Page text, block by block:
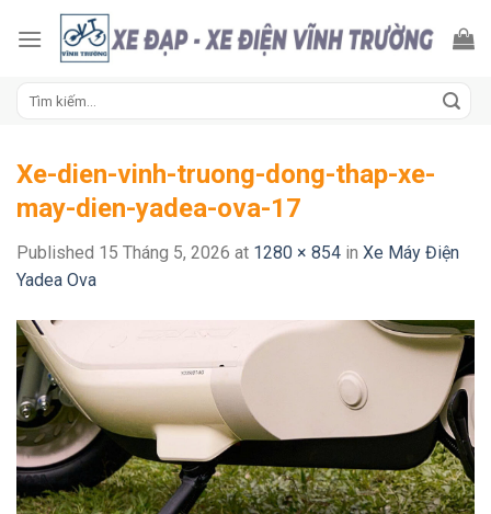
Xe-dien-vinh-truong-dong-thap-xe-
may-dien-yadea-ova-17
Published 15 Tháng 5, 2026 at 1280 × 854 in Xe Máy Điện
Yadea Ova